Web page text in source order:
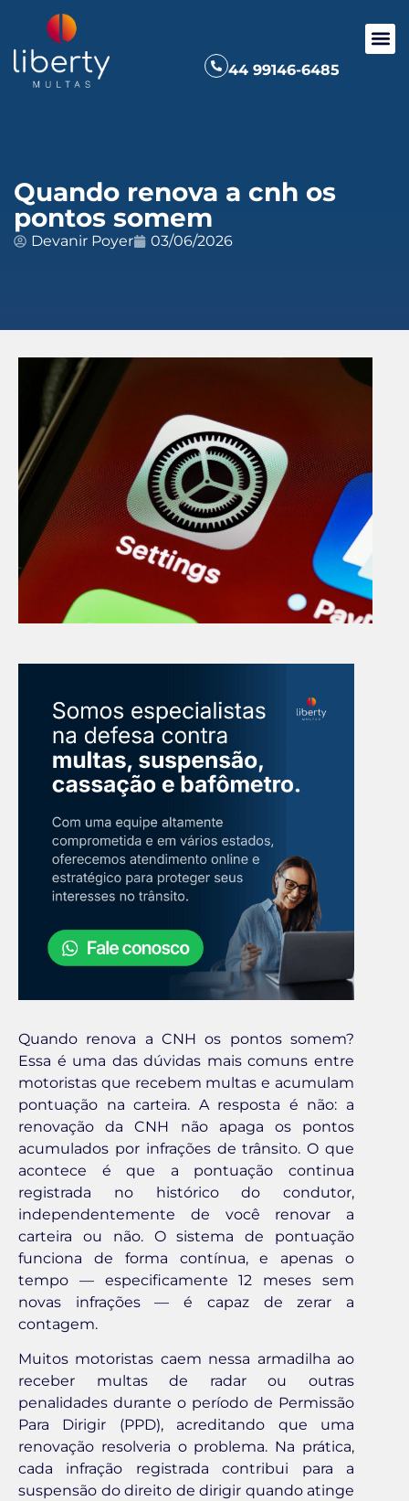
44 99146-6485
Quando renova a cnh os
pontos somem
Devanir Poyer 03/06/2026
Quando renova a CNH os pontos somem?
Essa é uma das dúvidas mais comuns entre
motoristas que recebem multas e acumulam
pontuação na carteira. A resposta é não: a
renovação da CNH não apaga os pontos
acumulados por infrações de trânsito. O que
acontece é que a pontuação continua
registrada no histórico do condutor,
independentemente de você renovar a
carteira ou não. O sistema de pontuação
funciona de forma contínua, e apenas o
tempo — especificamente 12 meses sem
novas infrações — é capaz de zerar a
contagem.
Muitos motoristas caem nessa armadilha ao
receber multas de radar ou outras
penalidades durante o período de Permissão
Para Dirigir (PPD), acreditando que uma
renovação resolveria o problema. Na prática,
cada infração registrada contribui para a
suspensão do direito de dirigir quando atinge